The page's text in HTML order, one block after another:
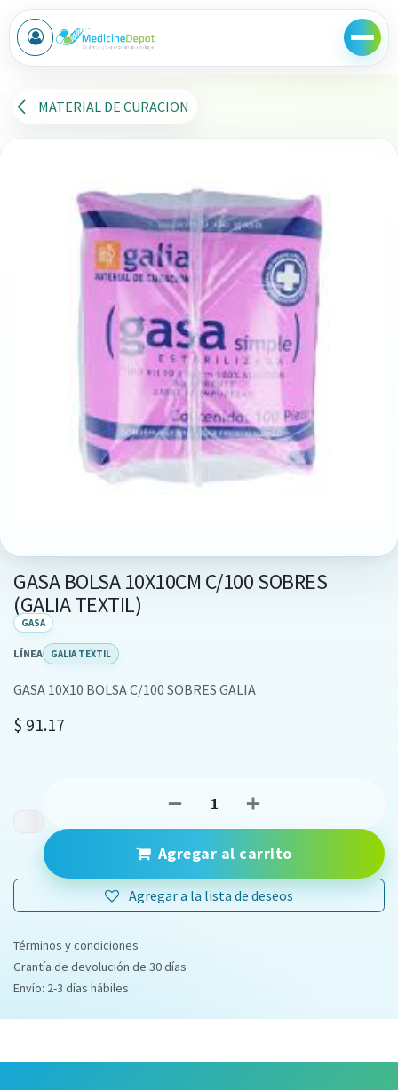
Ir al contenido
MATERIAL DE CURACION
GASA BOLSA 10X10CM C/100 SOBRES
(GALIA TEXTIL)
GASA
LÍNEA GALIA TEXTIL
GASA 10X10 BOLSA C/100 SOBRES GALIA
$ 91.17
Agregar al carrito
Agregar a la lista de deseos
Términos y condiciones
Grantía de devolución de 30 días
Envío: 2-3 días hábiles